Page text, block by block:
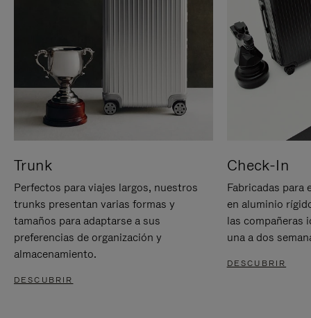
Trunk
Perfectos para viajes largos, nuestros
trunks presentan varias formas y
tamaños para adaptarse a sus
preferencias de organización y
almacenamiento.
DESCUBRIR
Check-In
Fabricadas para
en aluminio
las compañeras
una a dos
DESCUBRIR